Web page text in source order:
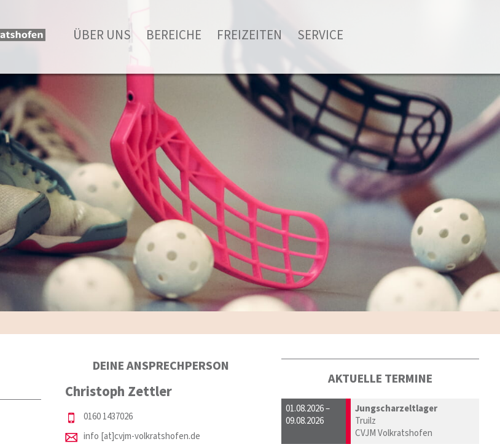
ÜBER UNS BEREICHE FREIZEITEN SERVICE
DEINE ANSPRECHPERSON
Christoph Zettler
0160 1437026
info [at]cvjm-volkratshofen.de
AKTUELLE TERMINE
01.08.2026 –
09.08.2026
Jungscharzeltlager
Truilz
CVJM Volkratshofen